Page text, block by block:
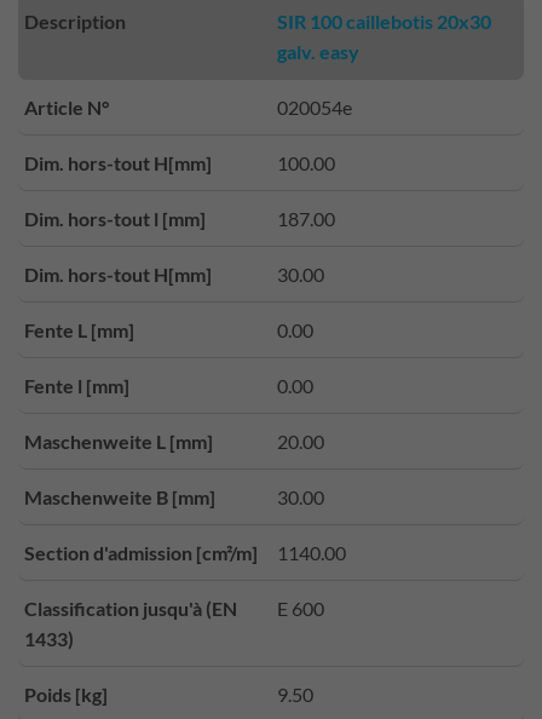
Description
SIR 100 caillebotis 20x30
galv. easy
Article N° 020054e
Dim. hors-tout H[mm] 100.00
Dim. hors-tout l [mm] 187.00
Dim. hors-tout H[mm] 30.00
Fente L [mm] 0.00
Fente l [mm] 0.00
Maschenweite L [mm] 20.00
Maschenweite B [mm] 30.00
Section d'admission [cm²/m] 1140.00
Classification jusqu'à (EN
1433)
E 600
Poids [kg] 9.50